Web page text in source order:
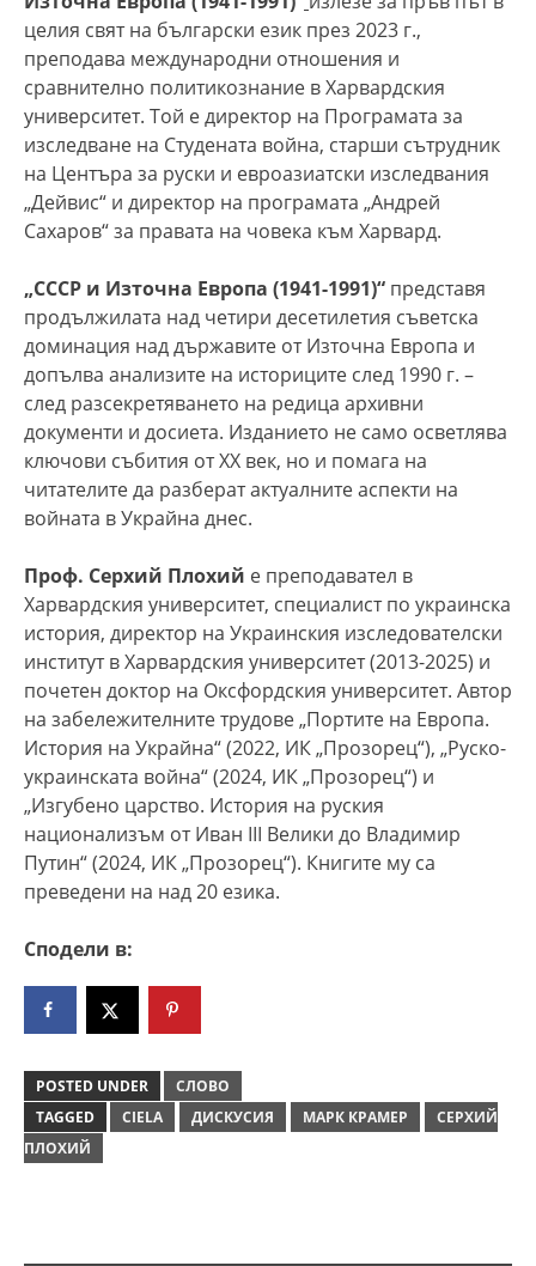
целия свят на български език през 2023 г.,
преподава международни отношения и
сравнително политикознание в Харвардския
университет. Той е директор на Програмата за
изследване на Студената война, старши сътрудник
на Центъра за руски и евроазиатски изследвания
„Дейвис“ и директор на програмата „Андрей
Сахаров“ за правата на човека към Харвард.
„СССР и Източна Европа (1941-1991)“ представя
продължилата над четири десетилетия съветска
доминация над държавите от Източна Европа и
допълва анализите на историците след 1990 г. –
след разсекретяването на редица архивни
документи и досиета. Изданието не само осветлява
ключови събития от XX век, но и помага на
читателите да разберат актуалните аспекти на
войната в Украйна днес.
Проф. Серхий Плохий е преподавател в
Харвардския университет, специалист по украинска
история, директор на Украинския изследователски
институт в Харвардския университет (2013-2025) и
почетен доктор на Оксфордския университет. Автор
на забележителните трудове „Портите на Европа.
История на Украйна“ (2022, ИК „Прозорец“), „Руско-
украинската война“ (2024, ИК „Прозорец“) и
„Изгубено царство. История на руския
национализъм от Иван ІІІ Велики до Владимир
Путин“ (2024, ИК „Прозорец“). Книгите му са
преведени на над 20 езика.
Сподели в:
POSTED UNDER
СЛОВО
TAGGED
CIELA ДИСКУСИЯ МАРК КРАМЕР
СЕРХИЙ
ПЛОХИЙ